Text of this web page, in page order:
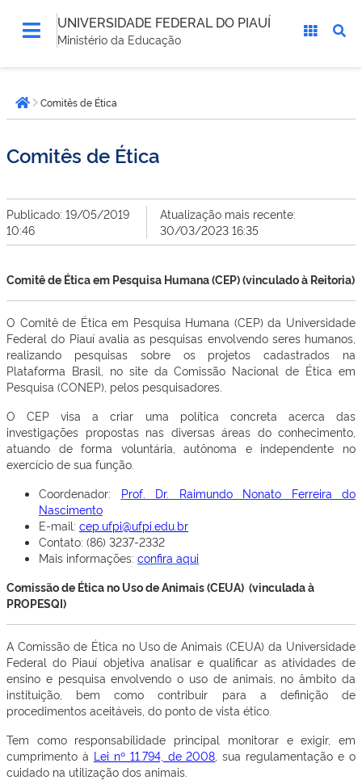
UNIVERSIDADE FEDERAL DO PIAUÍ
Ministério da Educação
está
aqui:Página inicial
Comitês de Ética
Comitês de Ética
Publicado: 19/05/2019
10:46
Atualização mais recente:
30/03/2023 16:35
Comitê de Ética em Pesquisa Humana (CEP) (vinculado à Reitoria)
O Comitê de Ética em Pesquisa Humana (CEP) da Universidade
Federal do Piauí avalia as pesquisas envolvendo seres humanos,
realizando pesquisas sobre os projetos cadastrados na
Plataforma Brasil, no site da Comissão Nacional de Ética em
Pesquisa (CONEP), pelos pesquisadores.
O CEP visa a criar uma política concreta acerca das
investigações propostas nas diversas áreas do conhecimento,
atuando de forma voluntária, autônoma e independente no
exercício de sua função.
Coordenador: Prof. Dr. Raimundo Nonato Ferreira do
Nascimento
E-mail: cep.ufpi@ufpi.edu.br
Contato: (86) 3237-2332
Mais informações: confira aqui
Comissão de Ética no Uso de Animais (CEUA) (vinculada à
PROPESQI)
A Comissão de Ética no Uso de Animais (CEUA) da Universidade
Federal do Piauí objetiva analisar e qualificar as atividades de
ensino e pesquisa envolvendo o uso de animais, no âmbito da
instituição, bem como contribuir para a definição de
procedimentos aceitáveis, do ponto de vista ético.
Tem como responsabilidade principal monitorar e exigir, em
cumprimento à Lei nº 11.794, de 2008 , sua regulamentação e o
cuidado na utilização dos animais.